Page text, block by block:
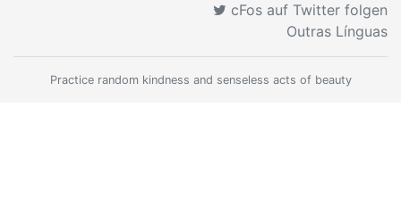
cFos auf Twitter folgen
Outras Línguas
Practice random kindness and senseless acts of beauty